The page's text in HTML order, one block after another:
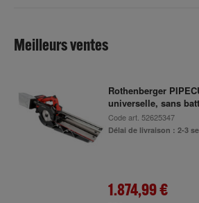
Meilleurs ventes
Rothenberger
universelle, sans
Code art. 52625347
Délai de livraison : 2-3
1.874,99 €